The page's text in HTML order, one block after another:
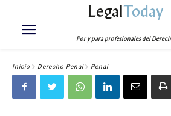
LegalToday
Por y para profesionales del
Inicio Derecho Penal Penal